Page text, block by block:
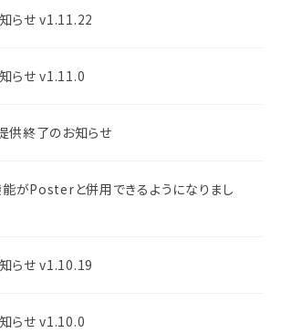
らせ v1.11.22
らせ v1.11.0
供終了のお知らせ
能がPosterと併用できるようになりまし
らせ v1.10.19
らせ v1.10.0